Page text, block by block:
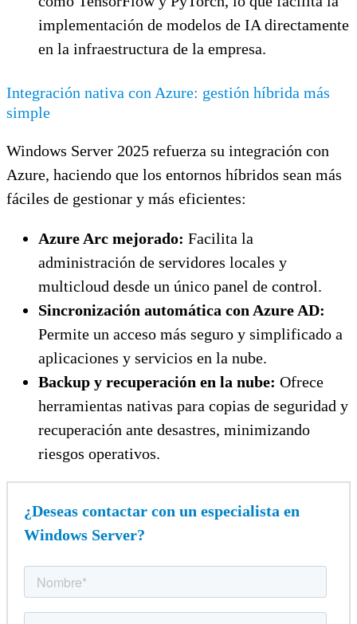
implementación de modelos de IA directamente
en la infraestructura de la empresa.
Integración nativa con Azure: gestión híbrida más
simple
Windows Server 2025 refuerza su integración con
Azure, haciendo que los entornos híbridos sean más
fáciles de gestionar y más eficientes:
Azure Arc mejorado: Facilita la
administración de servidores locales y
multicloud desde un único panel de control.
Sincronización automática con Azure AD:
Permite un acceso más seguro y simplificado a
aplicaciones y servicios en la nube.
Backup y recuperación en la nube: Ofrece
herramientas nativas para copias de seguridad y
recuperación ante desastres, minimizando
riesgos operativos.
¿Deseas contactar con un especialista en
Windows Server?